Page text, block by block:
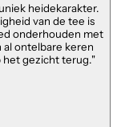
heidekarakter.
van de tee is
onderhouden met
al ontelbare keren
het gezicht terug."